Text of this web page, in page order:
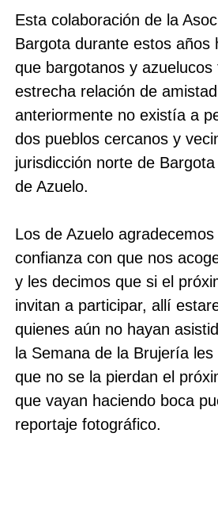
Esta colaboración de la
Bargota durante estos años
que bargotanos y azuelucos
estrecha relación de
anteriormente no existía a
dos pueblos cercanos y
jurisdicción norte de
de Azuelo.
Los de Azuelo
confianza con que nos
y les decimos que si el
invitan a participar, allí
quienes aún no hayan
la Semana de la Brujería
que no se la pierdan el
que vayan haciendo boca
reportaje fotográfico.